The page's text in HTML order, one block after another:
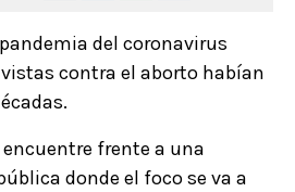
del coronavirus
contra el aborto habían
frente a una
donde el foco se va a